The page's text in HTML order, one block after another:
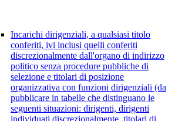
Incarichi dirigenziali, a qualsiasi titolo
conferiti, ivi inclusi quelli conferiti
discrezionalmente dall'organo di indirizzo
politico senza procedure pubbliche di
selezione e titolari di posizione
organizzativa con funzioni dirigenziali (da
pubblicare in tabelle che distinguano le
seguenti situazioni: dirigenti, dirigenti